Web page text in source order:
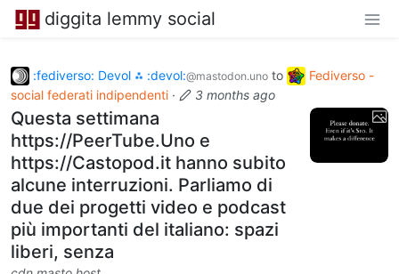
diggita lemmy social
:fediverso: Devol ⁂ :devol:@mastodon.uno to
Fediverso -
social federati indipendenti · 3 months ago
Questa settimana
https://PeerTube.Uno e
https://Castopod.it hanno subito
alcune interruzioni. Parliamo di
due dei progetti video e podcast
più importanti del italiano: spazi
liberi, senza